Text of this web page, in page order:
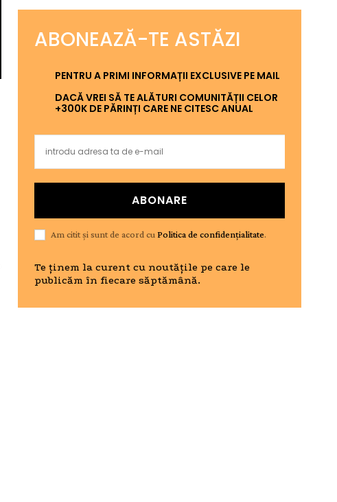
ABONEAZĂ-TE ASTĂZI
PENTRU A PRIMI INFORMAȚII EXCLUSIVE PE MAIL
DACĂ VREI SĂ TE ALĂTURI COMUNITĂȚII CELOR
+300K DE PĂRINȚI CARE NE CITESC ANUAL
ABONARE
Am citit și sunt de acord cuPolitica de confidențialitate.
Te ținem la curent cu noutățile pe care le
publicăm în fiecare săptămână.